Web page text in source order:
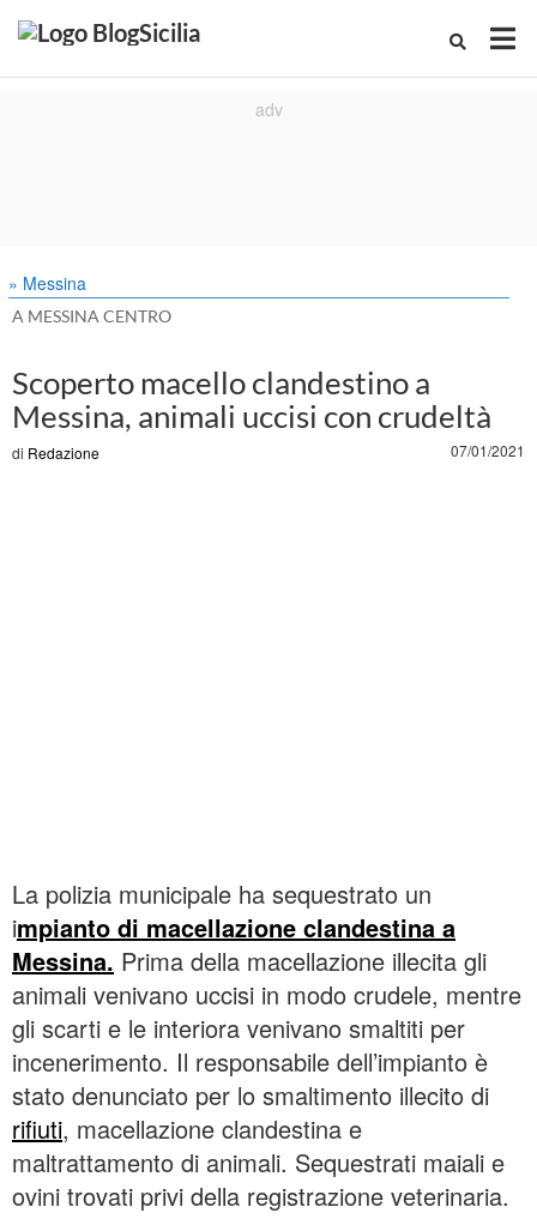
» Messina
A MESSINA CENTRO
Scoperto macello clandestino a
Messina, animali uccisi con crudeltà
di Redazione 07/01/2021
La polizia municipale ha sequestrato un
impianto di macellazione clandestina a
Messina. Prima della macellazione illecita gli
animali venivano uccisi in modo crudele, mentre
gli scarti e le interiora venivano smaltiti per
incenerimento. Il responsabile dell’impianto è
stato denunciato per lo smaltimento illecito di
rifiuti, macellazione clandestina e
maltrattamento di animali. Sequestrati maiali e
ovini trovati privi della registrazione veterinaria.